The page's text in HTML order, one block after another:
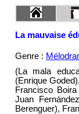
La mauvaise
Genre :
(La mala
(Enrique
Francisco
Juan
Berenguer),